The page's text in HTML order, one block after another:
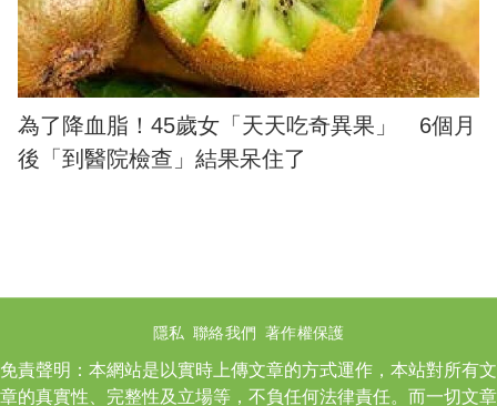
為了降血脂！45歲女「天天吃奇異果」 6個月
後「到醫院檢查」結果呆住了
隱私 聯絡我們 著作權保護
免責聲明：本網站是以實時上傳文章的方式運作，本站對所有文
章的真實性、完整性及立場等，不負任何法律責任。而一切文章